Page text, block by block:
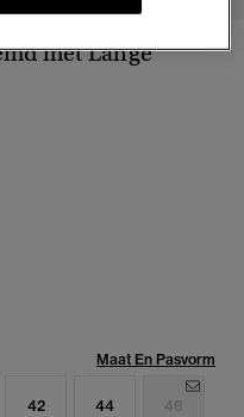
met Lange
Maat En Pasvorm
42 44 46